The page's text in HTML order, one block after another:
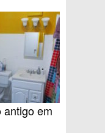
antigo em